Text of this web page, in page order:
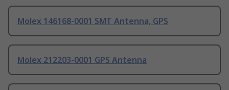
Molex 146168-0001 SMT Antenna, GPS
Molex 212203-0001 GPS Antenna